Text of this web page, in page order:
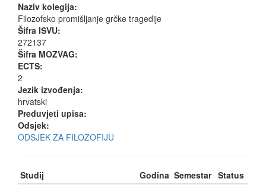
Naziv kolegija:
Filozofsko promišljanje grčke tragedije
Šifra ISVU:
272137
Šifra MOZVAG:
ECTS:
2
Jezik izvođenja:
hrvatski
Preduvjeti upisa:
Odsjek:
ODSJEK ZA FILOZOFIJU
Studij Godina Semestar Status